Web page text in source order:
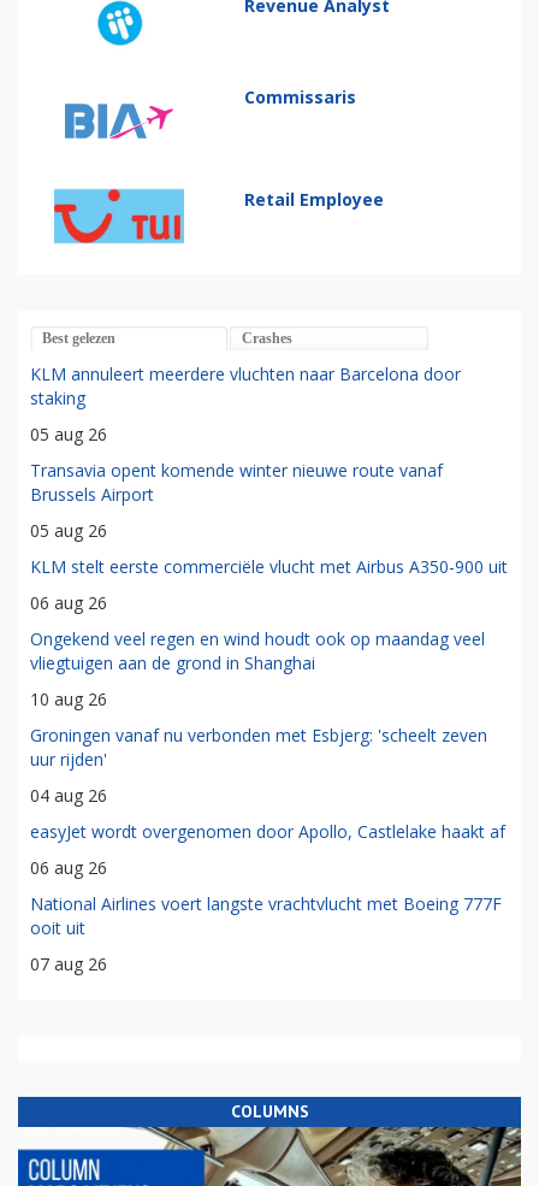
Revenue Analyst
Commissaris
Retail Employee
Best gelezen Crashes
KLM annuleert meerdere vluchten naar Barcelona door
staking
05 aug 26
Transavia opent komende winter nieuwe route vanaf
Brussels Airport
05 aug 26
KLM stelt eerste commerciële vlucht met Airbus A350-900 uit
06 aug 26
Ongekend veel regen en wind houdt ook op maandag veel
vliegtuigen aan de grond in Shanghai
10 aug 26
Groningen vanaf nu verbonden met Esbjerg: 'scheelt zeven
uur rijden'
04 aug 26
easyJet wordt overgenomen door Apollo, Castlelake haakt af
06 aug 26
National Airlines voert langste vrachtvlucht met Boeing 777F
ooit uit
07 aug 26
COLUMNS